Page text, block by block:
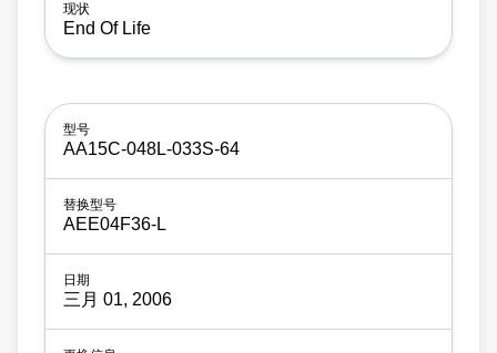
End Of Life
AA15C-048L-033S-64
AEE04F36-L
三月 01, 2006